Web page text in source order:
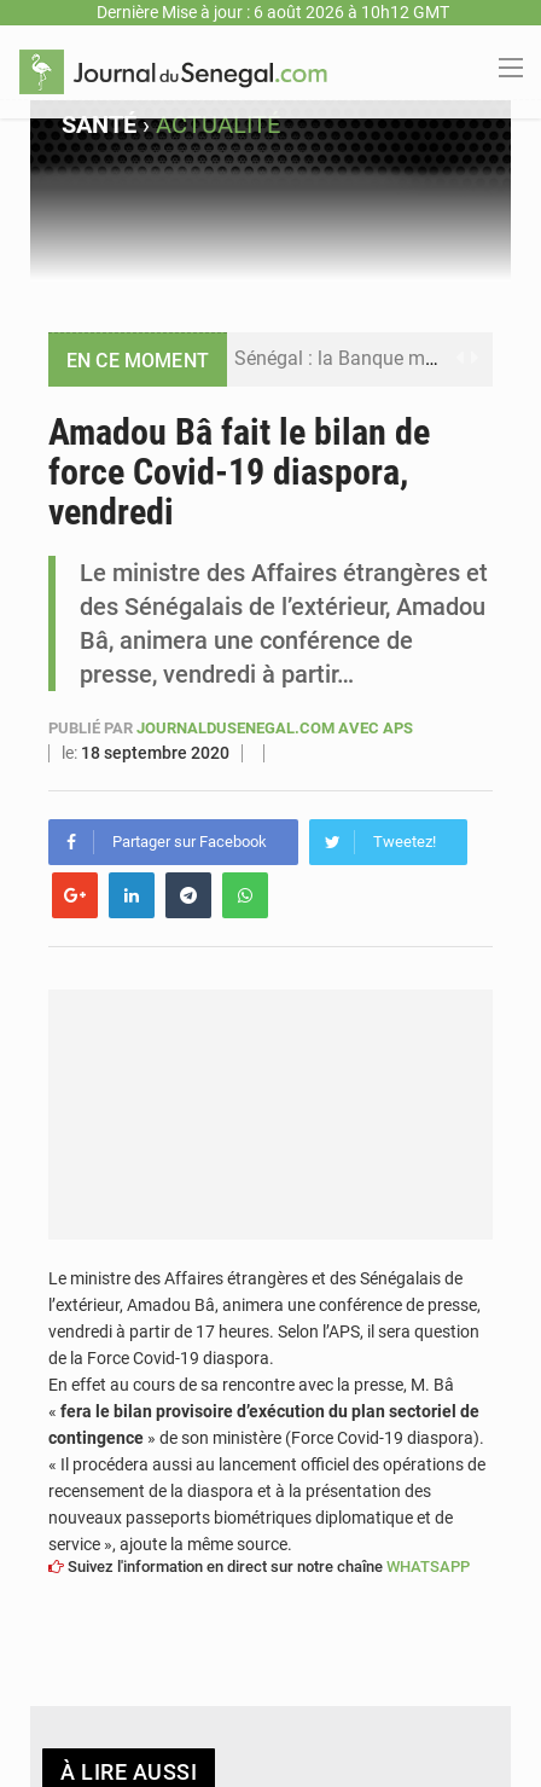
Dernière Mise à jour : 6 août 2026 à 10h12 GMT
SANTÉ›ACTUALITÉ
EN CE MOMENT Sénégal : la Banque mondiale annonce un financement de 340 milliards FCFA pour soutenir les priorités de la Vision Sénégal 2050
Sénégal : Ousmane Diagne prêtera serment le 11 août comme président du Conseil constitutionnel
Amadou Bâ fait le bilan de
force Covid-19 diaspora,
vendredi
Le ministre des Affaires étrangères et
des Sénégalais de l’extérieur, Amadou
Bâ, animera une conférence de
presse, vendredi à partir…
PUBLIÉ PAR JOURNALDUSENEGAL.COM AVEC APS
le: 18 septembre 2020
Partager sur Facebook Tweetez!
Le ministre des Affaires étrangères et des Sénégalais de
l’extérieur, Amadou Bâ, animera une conférence de presse,
vendredi à partir de 17 heures. Selon l’APS, il sera question
de la Force Covid-19 diaspora.
En effet au cours de sa rencontre avec la presse, M. Bâ
« fera le bilan provisoire d’exécution du plan sectoriel de
contingence » de son ministère (Force Covid-19 diaspora).
« Il procédera aussi au lancement officiel des opérations de
recensement de la diaspora et à la présentation des
nouveaux passeports biométriques diplomatique et de
service », ajoute la même source.
Suivez l'information en direct sur notre chaîne WHATSAPP
À LIRE AUSSI